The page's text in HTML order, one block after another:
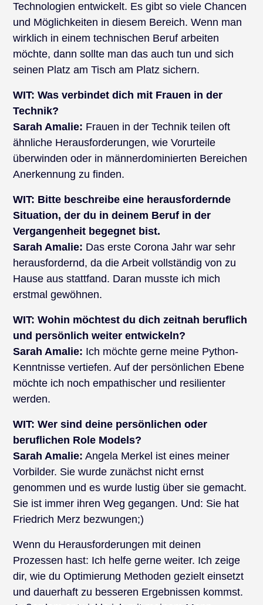
Technologien entwickelt. Es gibt so viele Chancen
und Möglichkeiten in diesem Bereich. Wenn man
wirklich in einem technischen Beruf arbeiten
möchte, dann sollte man das auch tun und sich
seinen Platz am Tisch am Platz sichern.
WIT: Was verbindet dich mit Frauen in der
Technik?
Sarah Amalie: Frauen in der Technik teilen oft
ähnliche Herausforderungen, wie Vorurteile
überwinden oder in männerdominierten Bereichen
Anerkennung zu finden.
WIT: Bitte beschreibe eine herausfordernde
Situation, der du in deinem Beruf in der
Vergangenheit begegnet bist.
Sarah Amalie: Das erste Corona Jahr war sehr
herausfordernd, da die Arbeit vollständig von zu
Hause aus stattfand. Daran musste ich mich
erstmal gewöhnen.
WIT: Wohin möchtest du dich zeitnah beruflich
und persönlich weiter entwickeln?
Sarah Amalie: Ich möchte gerne meine Python-
Kenntnisse vertiefen. Auf der persönlichen Ebene
möchte ich noch empathischer und resilienter
werden.
WIT: Wer sind deine persönlichen oder
beruflichen Role Models?
Sarah Amalie: Angela Merkel ist eines meiner
Vorbilder. Sie wurde zunächst nicht ernst
genommen und es wurde lustig über sie gemacht.
Sie ist immer ihren Weg gegangen. Und: Sie hat
Friedrich Merz bezwungen;)
Wenn du Herausforderungen mit deinen
Prozessen hast: Ich helfe gerne weiter. Ich zeige
dir, wie du Optimierung Methoden gezielt einsetzt
und dauerhaft zu besseren Ergebnissen kommst.